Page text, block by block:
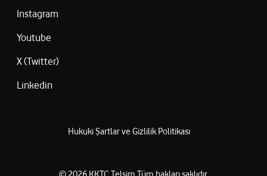
Instagram
Youtube
X (Twitter)
Linkedin
Hukuki Şartlar ve Gizlilik Politikası